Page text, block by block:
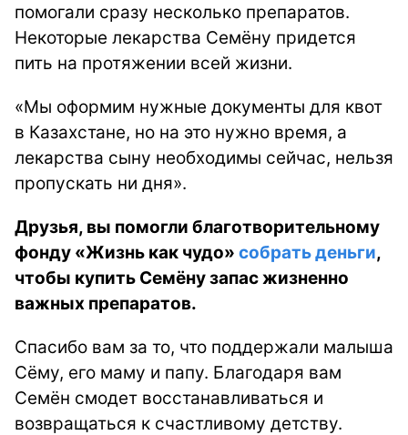
помогали сразу несколько препаратов.
Некоторые лекарства Семёну придется
пить на протяжении всей жизни.
«Мы оформим нужные документы для квот
в Казахстане, но на это нужно время, а
лекарства сыну необходимы сейчас, нельзя
пропускать ни дня».
Друзья, вы помогли благотворительному
фонду «Жизнь как чудо» собрать деньги,
чтобы купить Семёну запас жизненно
важных препаратов.
Спасибо вам за то, что поддержали малыша
Сёму, его маму и папу. Благодаря вам
Семён смодет восстанавливаться и
возвращаться к счастливому детству.